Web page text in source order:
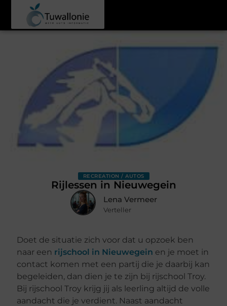
RECREATION / AUTOS
Rijlessen in Nieuwegein
Lena Vermeer
Verteller
Doet de situatie zich voor dat u opzoek ben
naar een rijschool in Nieuwegein en je moet in
contact komen met een partij die je daarbij kan
begeleiden, dan dien je te zijn bij rijschool Troy.
Bij rijschool Troy krijg jij als leerling altijd de volle
aandacht die je verdient. Naast aandacht